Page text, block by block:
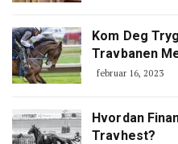
Kom Deg
Travbanen
februar 16, 2023
Hvordan
Travhest?